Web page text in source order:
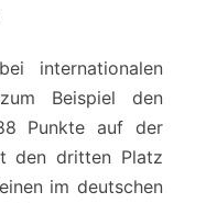
internationalen
Beispiel den
Punkte auf der
den dritten Platz
im deutschen